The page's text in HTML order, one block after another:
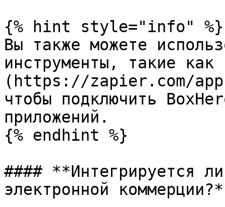
{% hint style="info" %}
Вы также можете
инструменты, такие
(https://zapier.com/
чтобы подключить
приложений.
{% endhint %}
#### **Интегрируется
электронной